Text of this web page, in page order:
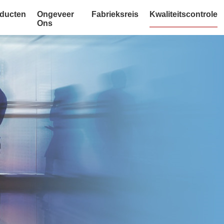
Ongeveer
Ons
Fabrieksreis Kwaliteitscontrole